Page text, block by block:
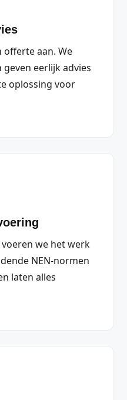
offerte aan. We
eerlijk advies
oplossing voor
we het werk
NEN-normen
laten alles